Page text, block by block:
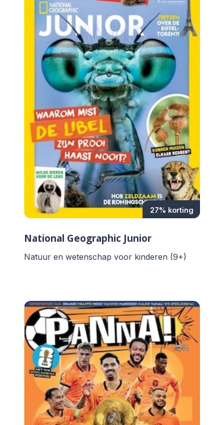
27% korting
National Geographic Junior
Natuur en wetenschap voor kinderen (9+)